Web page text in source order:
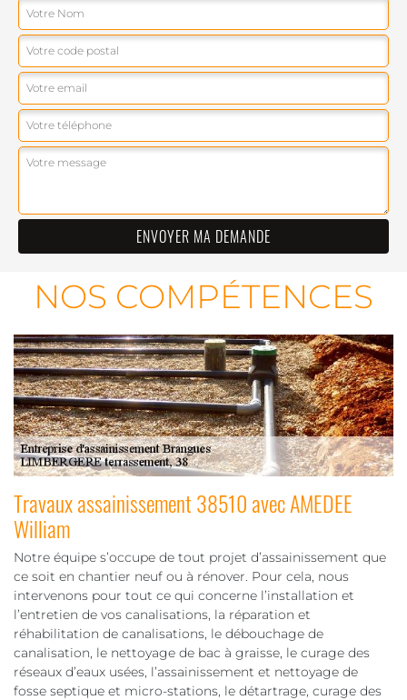
NOS COMPÉTENCES
Travaux assainissement 38510 avec AMEDEE
William
Notre équipe s’occupe de tout projet d’assainissement que
ce soit en chantier neuf ou à rénover. Pour cela, nous
intervenons pour tout ce qui concerne l’installation et
l’entretien de vos canalisations, la réparation et
réhabilitation de canalisations, le débouchage de
canalisation, le nettoyage de bac à graisse, le curage des
réseaux d’eaux usées, l’assainissement et nettoyage de
fosse septique et micro-stations, le détartrage, curage des